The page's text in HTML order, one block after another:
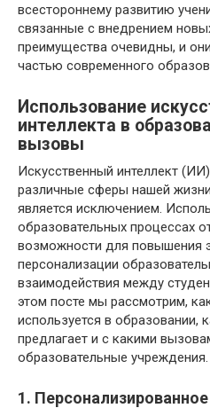
всестороннему развитию
связанные с внедрением
преимущества очевидны, и
частью современного
Использование
интеллекта в
вызовы
Искусственный интеллект
различные сферы нашей
является исключением.
образовательных процессах
возможности для повышения
персонализации
взаимодействия между
этом посте мы рассмотрим,
используется в образовании,
предлагает и с какими
образовательные учреждения.
1.